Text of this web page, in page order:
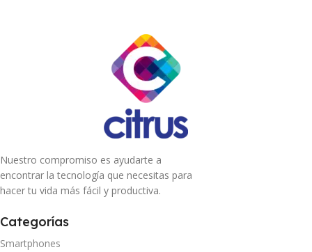
Nuestro compromiso es ayudarte a
encontrar la tecnología que necesitas para
hacer tu vida más fácil y productiva.
Categorías
Smartphones